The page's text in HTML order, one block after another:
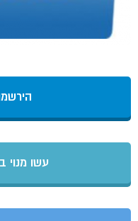
עשו מנוי